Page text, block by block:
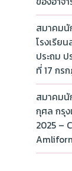
สมาคมนั
โรงเรีย
ประถม
ที่ 17 กร
สมาคมนั
กุศล กรุง
2025 –